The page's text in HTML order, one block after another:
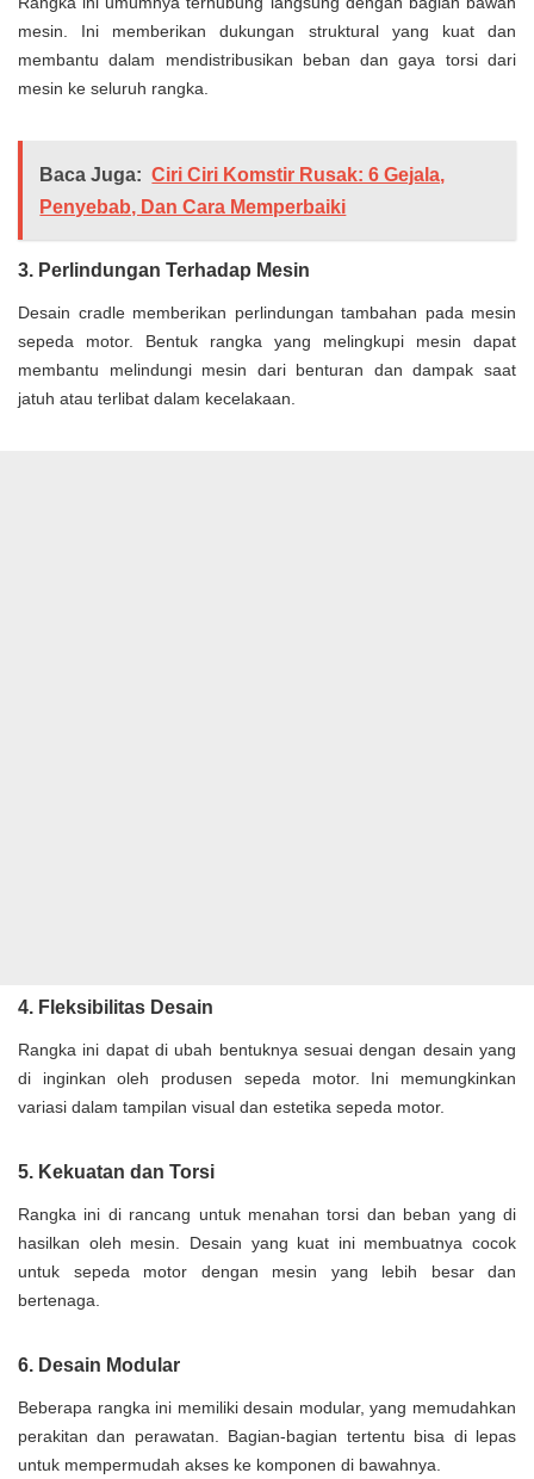
mesin. Ini memberikan dukungan struktural yang kuat dan
membantu dalam mendistribusikan beban dan gaya torsi dari
mesin ke seluruh rangka.
Baca Juga: Ciri Ciri Komstir Rusak: 6 Gejala,
Penyebab, Dan Cara Memperbaiki
3. Perlindungan Terhadap Mesin
Desain cradle memberikan perlindungan tambahan pada mesin
sepeda motor. Bentuk rangka yang melingkupi mesin dapat
membantu melindungi mesin dari benturan dan dampak saat
jatuh atau terlibat dalam kecelakaan.
4. Fleksibilitas Desain
Rangka ini dapat di ubah bentuknya sesuai dengan desain yang
di inginkan oleh produsen sepeda motor. Ini memungkinkan
variasi dalam tampilan visual dan estetika sepeda motor.
5. Kekuatan dan Torsi
Rangka ini di rancang untuk menahan torsi dan beban yang di
hasilkan oleh mesin. Desain yang kuat ini membuatnya cocok
untuk sepeda motor dengan mesin yang lebih besar dan
bertenaga.
6. Desain Modular
Beberapa rangka ini memiliki desain modular, yang memudahkan
perakitan dan perawatan. Bagian-bagian tertentu bisa di lepas
untuk mempermudah akses ke komponen di bawahnya.